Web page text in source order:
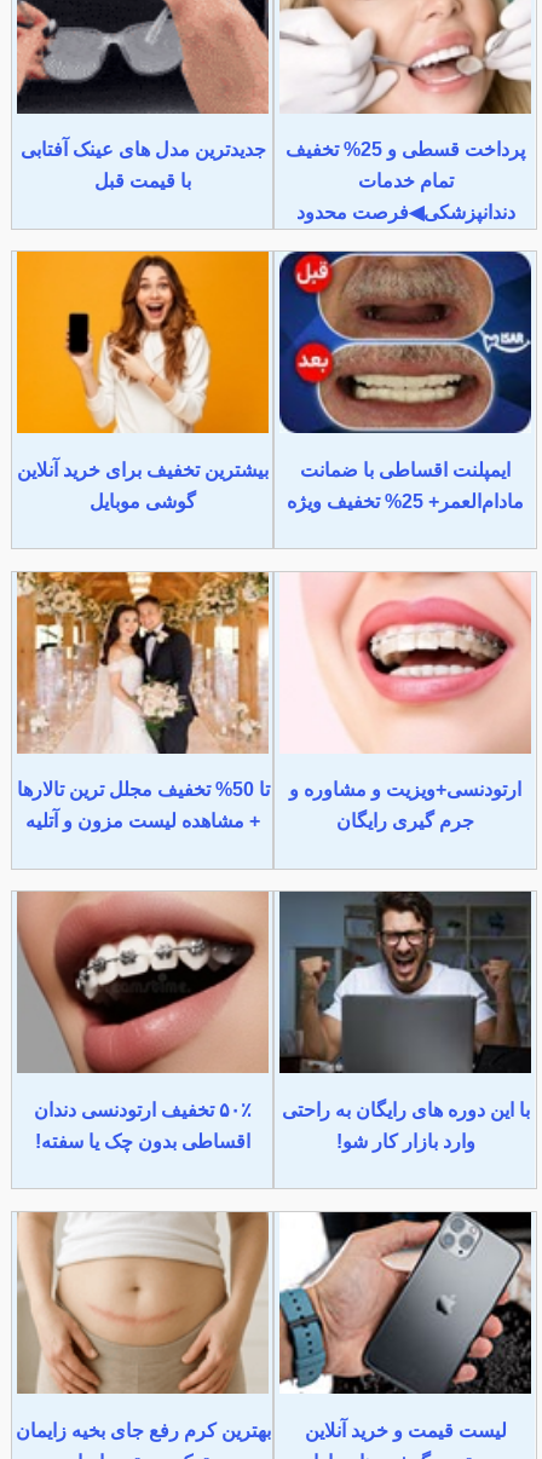
پرداخت قسطی و 25% تخفیف
تمام خدمات
دندانپزشکی◀فرصت محدود
جدیدترین مدل های عینک آفتابی
با قیمت قبل
ایمپلنت اقساطی با ضمانت
مادام‌العمر+ 25% تخفیف ویژه
بیشترین تخفیف برای خرید آنلاین
گوشی موبایل
ارتودنسی+ویزیت و مشاوره و
جرم گیری رایگان
تا 50% تخفیف مجلل ترین تالارها
+ مشاهده لیست مزون و آتلیه
با این دوره های رایگان به راحتی
وارد بازار کار شو!
۵۰٪ تخفیف ارتودنسی دندان
اقساطی بدون چک یا سفته!
لیست قیمت و خرید آنلاین
بهترین کرم رفع جای بخیه زایمان